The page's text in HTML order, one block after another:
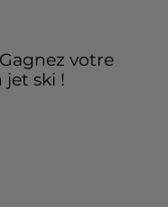
votre
jet ski !